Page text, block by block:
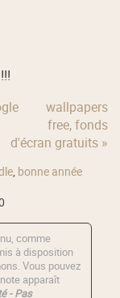
wallpapers
free, fonds
d'écran gratuits »
, bonne année
comme
à disposition
. Vous pouvez
apparaît
- Pas